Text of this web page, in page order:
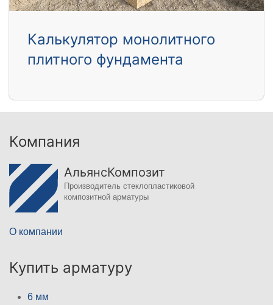
Калькулятор монолитного
плитного фундамента
Компания
АльянсКомпозит
Производитель стеклопластиковой
композитной арматуры
О компании
Купить арматуру
6 мм